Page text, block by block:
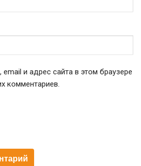
и адрес сайта в этом браузере
комментариев.